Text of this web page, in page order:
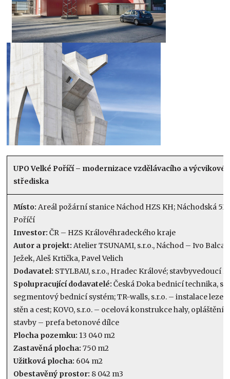
UPO Velké Poříčí – modernizace vzdělávacího a
střediska
Místo: Areál požární stanice Náchod HZS KH; Náchodská
Poříčí
Investor: ČR – HZS Královéhradeckého kraje
Autor a projekt: Atelier TSUNAMI, s.r.o., Náchod – Ivo
Ježek, Aleš Krtička, Pavel Velich
Dodavatel: STYLBAU, s.r.o., Hradec Králové; stavbyvedoucí
Spolupracující dodavatelé: Česká Doka bednicí technika,
segmentový bednicí systém; TR-walls, s.r.o. – instalace
stěn a cest; KOVO, s.r.o. – ocelová konstrukce haly, opláštění;
stavby – prefa betonové dílce
Plocha pozemku: 13 040 m2
Zastavěná plocha: 750 m2
Užitková plocha: 604 m2
Obestavěný prostor: 8 042 m3